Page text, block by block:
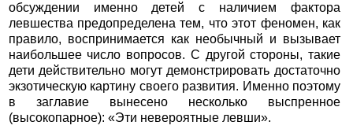
обсуждении именно детей с наличием фактора
левшества предопределена тем, что этот феномен, как
правило, воспринимается как необычный и вызывает
наибольшее число вопросов. С другой стороны, такие
дети действительно могут демонстрировать достаточно
экзотическую картину своего развития. Именно поэтому
в заглавие вынесено несколько выспренное
(высокопарное): «Эти невероятные левши».